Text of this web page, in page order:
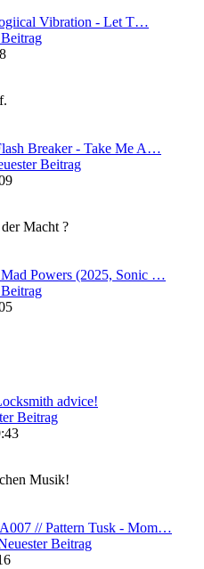
Vibration - Let T…
Breaker - Take Me A…
Beitrag
Macht ?
Powers (2025, Sonic …
advice!
Beitrag
Musik!
// Pattern Tusk - Mom…
Beitrag